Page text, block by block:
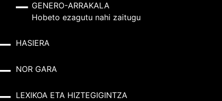
GENERO-ARRAKALA
Hobeto ezagutu nahi zaitugu
HASIERA
NOR GARA
LEXIKOA ETA HIZTEGIGINTZA